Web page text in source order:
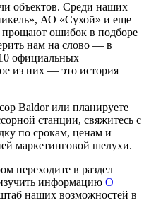
объектов. Среди наших
АО «Сухой» и еще
прощают ошибок в подборе
нам на слово — в
официальных
из них — это история
Baldor или планируете
станции, свяжитесь с
по срокам, ценам и
маркетинговой шелухи.
переходите в раздел
информацию О
наших возможностей в